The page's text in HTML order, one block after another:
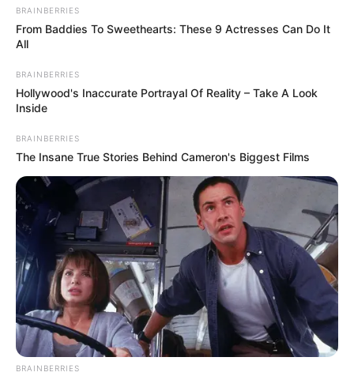
Museen in Deutschland
Deutsche Museen und Ausstellungen nach
Rubriken:
DDR-Museen
Museen und Erinnerungsstätten der DDR-Grenze
Dinosaurierausstellungen und Urzeittiere
Eisenbahnmuseen
Filmmuseen und Filmparks
Modelleisenbahnausstellungen
Museumseisenbahnen und Dampflokfahrten
Technikmuseen und Luftfahrtausstellungen
Höhlen und Besucherbergwerke
BRAINBERRIES
From Baddies To Sweethearts: These 9 Actresses Can Do It
All
BRAINBERRIES
Hollywood's Inaccurate Portrayal Of Reality – Take A Look
Inside
BRAINBERRIES
The Insane True Stories Behind Cameron's Biggest Films
BRAINBERRIES